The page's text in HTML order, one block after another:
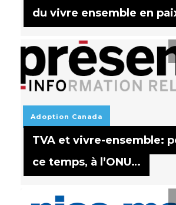
du vivre ensemble en
Adoption Canada
TVA et vivre-ensemble:
ce temps, à l’ONU…